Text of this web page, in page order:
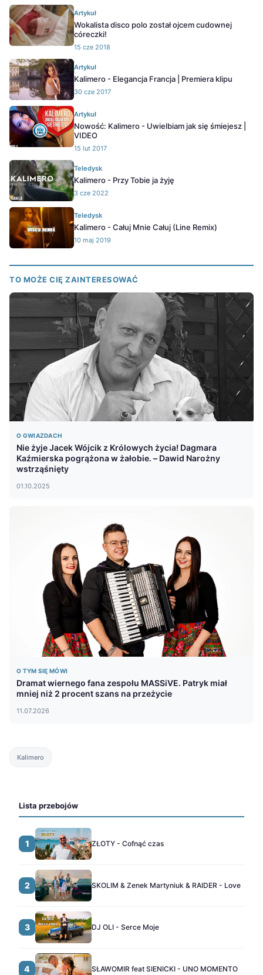
Artykuł
Wokalista disco polo został ojcem cudownej
córeczki!
15 cze 2018
Artykuł
Kalimero - Elegancja Francja | Premiera klipu
30 cze 2017
Artykuł
Nowość: Kalimero - Uwielbiam jak się śmiejesz |
VIDEO
15 lut 2017
Teledysk
Kalimero - Przy Tobie ja żyję
3 cze 2022
Teledysk
Kalimero - Całuj Mnie Całuj (Line Remix)
10 maj 2019
TO MOŻE CIĘ ZAINTERESOWAĆ
O GWIAZDACH
Nie żyje Jacek Wójcik z Królowych życia! Dagmara
Kaźmierska pogrążona w żałobie. – Dawid Narożny
wstrząśnięty
01.10.2025
O TYM SIĘ MÓWI
Dramat wiernego fana zespołu MASSiVE. Patryk miał
mniej niż 2 procent szans na przeżycie
11.07.2026
Kalimero
Lista przebojów
1 ZŁOTY - Cofnąć czas
2 SKOLIM & Zenek Martyniuk & RAIDER - Love
3 DJ OLI - Serce Moje
4 SŁAWOMIR feat SIENICKI - UNO MOMENTO